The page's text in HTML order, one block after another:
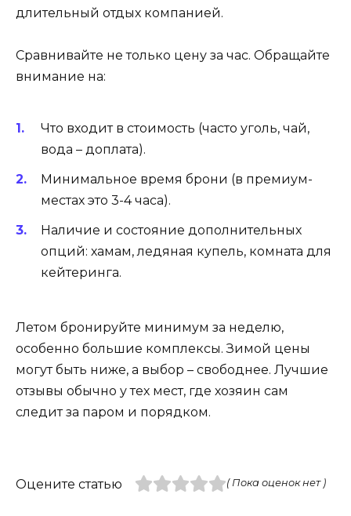
длительный отдых компанией.
Сравнивайте не только цену за час. Обращайте
внимание на:
Что входит в стоимость (часто уголь, чай,
вода – доплата).
Минимальное время брони (в премиум-
местах это 3-4 часа).
Наличие и состояние дополнительных
опций: хамам, ледяная купель, комната для
кейтеринга.
Летом бронируйте минимум за неделю,
особенно большие комплексы. Зимой цены
могут быть ниже, а выбор – свободнее. Лучшие
отзывы обычно у тех мест, где хозяин сам
следит за паром и порядком.
Оцените статью ( Пока оценок нет )